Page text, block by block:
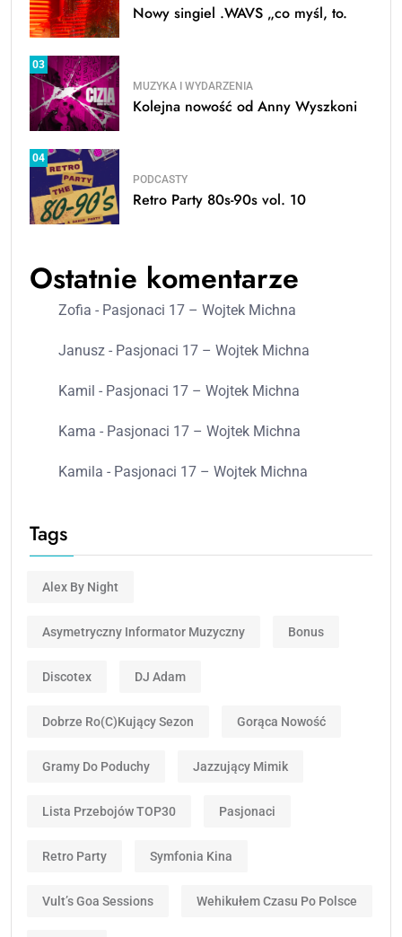
Nowy singiel .WAVS „co myśl, to.
03
MUZYKA I WYDARZENIA
Kolejna nowość od Anny Wyszkoni
04
PODCASTY
Retro Party 80s-90s vol. 10
Ostatnie komentarze
Zofia - Pasjonaci 17 – Wojtek Michna
Janusz - Pasjonaci 17 – Wojtek Michna
Kamil - Pasjonaci 17 – Wojtek Michna
Kama - Pasjonaci 17 – Wojtek Michna
Kamila - Pasjonaci 17 – Wojtek Michna
Tags
Alex By Night
Asymetryczny Informator Muzyczny Bonus
Discotex DJ Adam
Dobrze Ro(c)kujący Sezon Gorąca Nowość
Gramy Do Poduchy Jazzujący Mimik
Lista Przebojów TOP30 Pasjonaci
Retro Party Symfonia Kina
Vult’s Goa Sessions Wehikułem Czasu Po Polsce